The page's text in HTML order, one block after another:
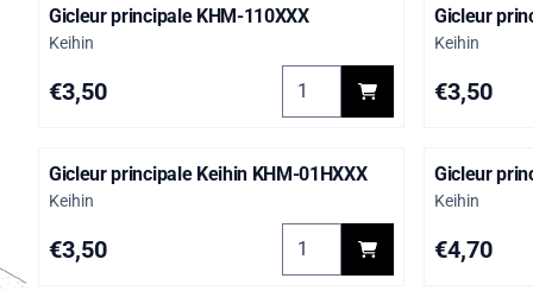
Gicleur principale KHM-110XXX
Marque :
Keihin
Prix: 3,50
€3,50 Choisir la quantité pour
Gicleur
Marque :
Keihin
Prix: 3,50
€3,50
Gicleur principale Keihin KHM-01HXXX
Marque :
Keihin
Prix: 3,50
€3,50 Choisir la quantité pour
Gicleur
Marque :
Keihin
Prix: 4,70
€4,70